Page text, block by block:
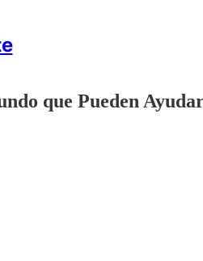
que Pueden